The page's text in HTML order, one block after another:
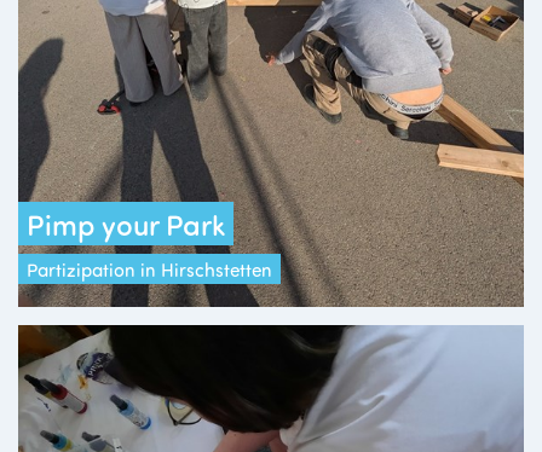
Pimp your Park
Partizipation in Hirschstetten